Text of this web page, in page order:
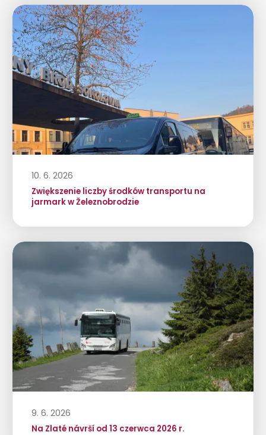
10. 6. 2026
Zwiększenie liczby środków transportu na
jarmark w Železnobrodzie
9. 6. 2026
Na Zlaté návrší od 13 czerwca 2026 r.